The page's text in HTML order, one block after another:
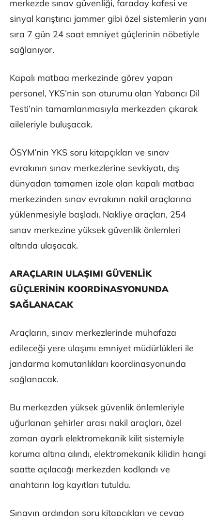
merkezde sınav güvenliği, faraday kafesi ve
sinyal karıştırıcı jammer gibi özel sistemlerin yanı
sıra 7 gün 24 saat emniyet güçlerinin nöbetiyle
sağlanıyor.
Kapalı matbaa merkezinde görev yapan
personel, YKS’nin son oturumu olan Yabancı Dil
Testi’nin tamamlanmasıyla merkezden çıkarak
aileleriyle buluşacak.
ÖSYM’nin YKS soru kitapçıkları ve sınav
evrakının sınav merkezlerine sevkiyatı, dış
dünyadan tamamen izole olan kapalı matbaa
merkezinden sınav evrakının nakil araçlarına
yüklenmesiyle başladı. Nakliye araçları, 254
sınav merkezine yüksek güvenlik önlemleri
altında ulaşacak.
ARAÇLARIN ULAŞIMI GÜVENLİK
GÜÇLERİNİN KOORDİNASYONUNDA
SAĞLANACAK
Araçların, sınav merkezlerinde muhafaza
edileceği yere ulaşımı emniyet müdürlükleri ile
jandarma komutanlıkları koordinasyonunda
sağlanacak.
Bu merkezden yüksek güvenlik önlemleriyle
uğurlanan şehirler arası nakil araçları, özel
zaman ayarlı elektromekanik kilit sistemiyle
koruma altına alındı, elektromekanik kilidin hangi
saatte açılacağı merkezden kodlandı ve
anahtarın log kayıtları tutuldu.
Sınavın ardından soru kitapçıkları ve cevap